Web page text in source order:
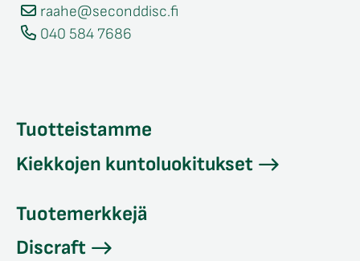
raahe@seconddisc.fi
040 584 7686
Tuotteistamme
Kiekkojen kuntoluokitukset
Tuotemerkkejä
Discraft